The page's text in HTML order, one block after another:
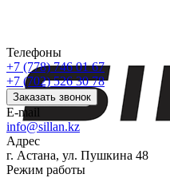
Телефоны
+7 (778) 746 01 67
+7 (702) 526 30 78
Заказать звонок
E-mail
info@sillan.kz
Адрес
г. Астана, ул. Пушкина 48
Режим работы